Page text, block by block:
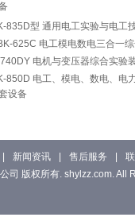
835D型 通用电工实验与电工
625C 电工模电数电三合一
电机与变压器综合实验
850D 电工、模电、数电、电
设备
新闻资讯 售后服务
司 版权所有. shylzz.com. All